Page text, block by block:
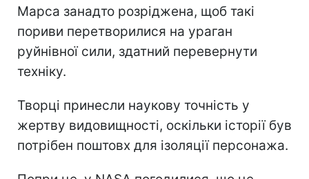
Марса занадто розріджена, щоб такі
пориви перетворилися на ураган
руйнівної сили, здатний перевернути
техніку.
Творці принесли наукову точність у
жертву видовищності, оскільки історії був
потрібен поштовх для ізоляції персонажа.